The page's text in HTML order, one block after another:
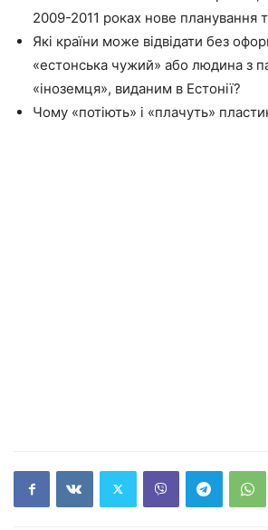
2009-2011 роках нове планування
Які країни може відвідати без
«естонська чужий» або людина з
«іноземця», виданим в Естонії?
Чому «потіють» і «плачуть»